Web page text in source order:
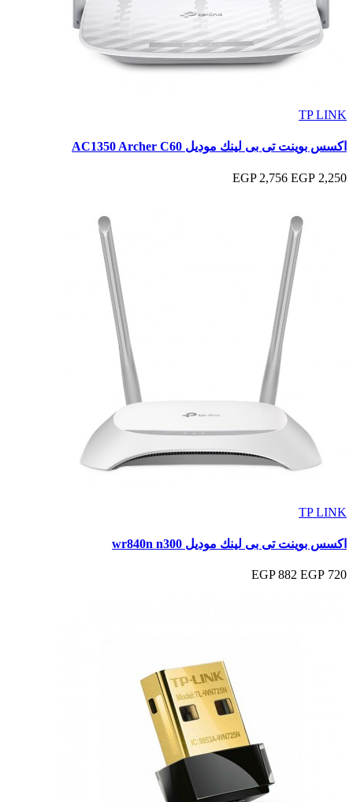
TP LINK
اكسس بوينت تى بى لينك موديل AC1350 Archer C60
2,250 EGP
2,756 EGP
TP LINK
اكسس بوينت تى بى لينك موديل wr840n n300
720 EGP
882 EGP